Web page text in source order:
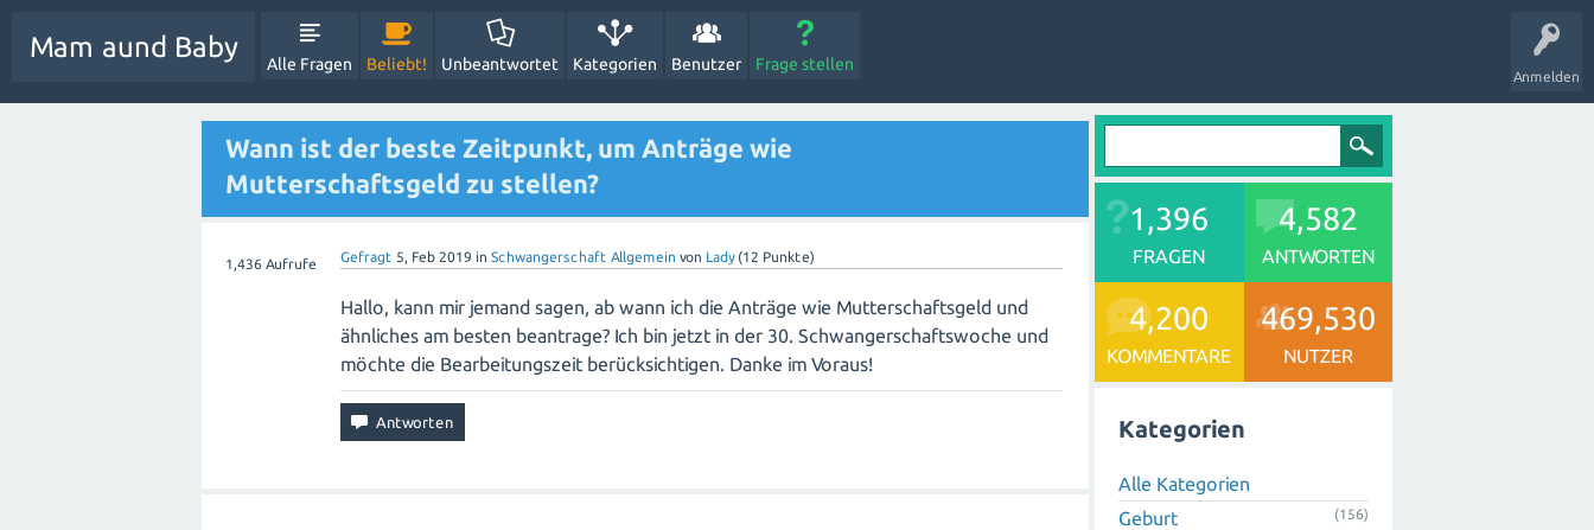
Anmelden
Mam aund Baby
Alle Fragen Beliebt! Unbeantwortet Kategorien Benutzer Frage stellen
Wann ist der beste Zeitpunkt, um Anträge wie
Mutterschaftsgeld zu stellen?
1,436 Aufrufe Gefragt 5, Feb 2019 in Schwangerschaft Allgemein von Lady (12 Punkte)
Hallo, kann mir jemand sagen, ab wann ich die Anträge wie Mutterschaftsgeld und
ähnliches am besten beantrage? Ich bin jetzt in der 30. Schwangerschaftswoche und
möchte die Bearbeitungszeit berücksichtigen. Danke im Voraus!
1,396
FRAGEN
4,582
ANTWORTEN
4,200
KOMMENTARE
469,530
NUTZER
Kategorien
Alle Kategorien
Geburt
(156)